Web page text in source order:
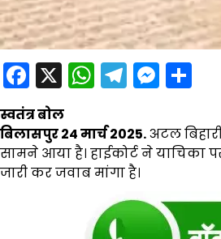
Facebook
X WhatsApp
स्वतंत्र बोल
बिलासपुर 24 मार्च 2025.अटल
सामने आया है। हाईकोर्ट ने याचिका
जारी कर जवाब मांगा है।